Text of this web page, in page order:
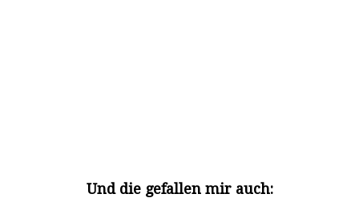
Und die gefallen mir auch: